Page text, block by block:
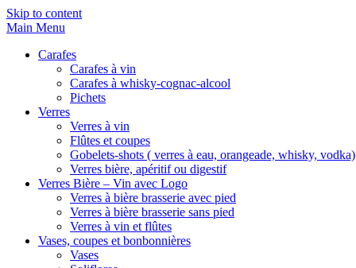
Skip to content
Main Menu
Carafes
Carafes à vin
Carafes à whisky-cognac-alcool
Pichets
Verres
Verres à vin
Flûtes et coupes
Gobelets-shots ( verres à eau, orangeade, whisky, vodka)
Verres bière, apéritif ou digestif
Verres Bière – Vin avec Logo
Verres à bière brasserie avec pied
Verres à bière brasserie sans pied
Verres à vin et flûtes
Vases, coupes et bonbonnières
Vases